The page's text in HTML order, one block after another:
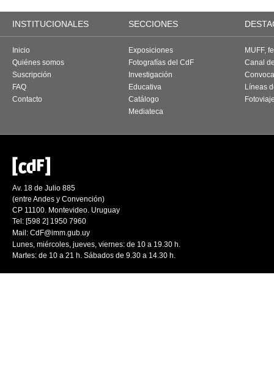
INSTITUCIONALES SECCIONES
Inicio
Quiénes somos
Suscripción
FAQ
Contacto
Exposiciones
Fotografías del CdF
Investigación
Educativa
Catálogo
Mediateca
MUFF,
Canal
Líneas
Av. 18 de Julio 885
(entre Andes y Convención)
CP 11100. Montevideo. Uruguay
Tel: [598 2] 1950 7960
Mail: CdF@imm.gub.uy
Lunes, miércoles, jueves, viernes: de 10 a 19.30 h.
Martes: de 10 a 21 h. Sábados de 9.30 a 14.30 h.